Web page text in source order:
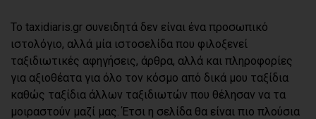
Το taxidiaris.gr συνειδητά δεν είναι ένα προσωπικό
ιστολόγιο, αλλά μία ιστοσελίδα που φιλοξενεί
ταξιδιωτικές αφηγήσεις, άρθρα, αλλά και πληροφορίες
για αξιοθέατα για όλο τον κόσμο από δικά μου ταξίδια
καθώς ταξίδια άλλων ταξιδιωτών που θέλησαν να τα
μοιραστούν μαζί μας. Έτσι η σελίδα θα είναι πιο πλούσια